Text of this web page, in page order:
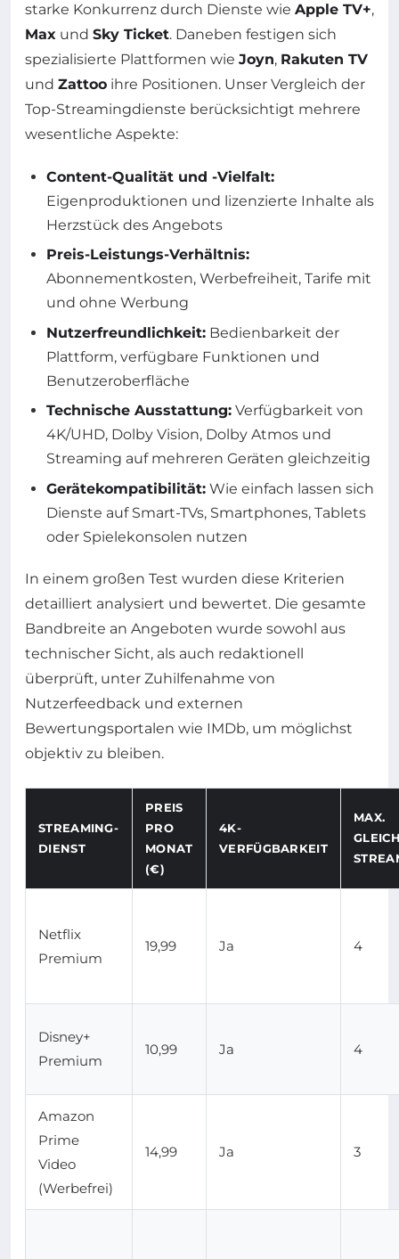
starke Konkurrenz durch Dienste wie Apple TV+,
Max und Sky Ticket. Daneben festigen sich
spezialisierte Plattformen wie Joyn, Rakuten TV
und Zattoo ihre Positionen. Unser Vergleich der
Top-Streamingdienste berücksichtigt mehrere
wesentliche Aspekte:
Content-Qualität und -Vielfalt:
Eigenproduktionen und lizenzierte Inhalte als
Herzstück des Angebots
Preis-Leistungs-Verhältnis:
Abonnementkosten, Werbefreiheit, Tarife mit
und ohne Werbung
Nutzerfreundlichkeit: Bedienbarkeit der
Plattform, verfügbare Funktionen und
Benutzeroberfläche
Technische Ausstattung: Verfügbarkeit von
4K/UHD, Dolby Vision, Dolby Atmos und
Streaming auf mehreren Geräten gleichzeitig
Gerätekompatibilität: Wie einfach lassen sich
Dienste auf Smart-TVs, Smartphones, Tablets
oder Spielekonsolen nutzen
In einem großen Test wurden diese Kriterien
detailliert analysiert und bewertet. Die gesamte
Bandbreite an Angeboten wurde sowohl aus
technischer Sicht, als auch redaktionell
überprüft, unter Zuhilfenahme von
Nutzerfeedback und externen
Bewertungsportalen wie IMDb, um möglichst
objektiv zu bleiben.
STREAMING-
DIENST
PREIS
PRO
MONAT
(€)
4K-
VERFÜGBARKEIT
MAX.
Netflix
Premium
19,99 Ja 4
Disney+
Premium
10,99 Ja 4
Amazon
Prime
Video
(Werbefrei)
14,99 Ja 3